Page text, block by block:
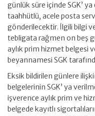
günlük süre içinde SGK’
taahhütlü, acele posta
gönderilecektir. İlgili bilgi
tebligata rağmen on beş
aylık prim hizmet belgesi
beyannamesi SGK
Eksik bildirilen günlere
belgelerinin SGK’ ya
işverence aylık prim ve
belgede kayıtlı